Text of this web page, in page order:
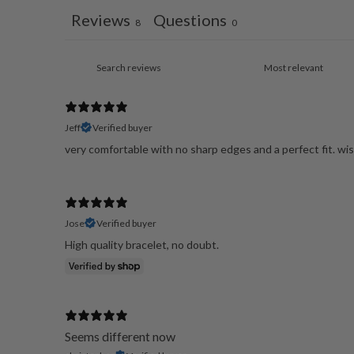
Reviews 8 Questions 0
Jeff Verified buyer
very comfortable with no sharp edges and a perfect fit.
Jose Verified buyer
High quality bracelet, no doubt.
Seems different now